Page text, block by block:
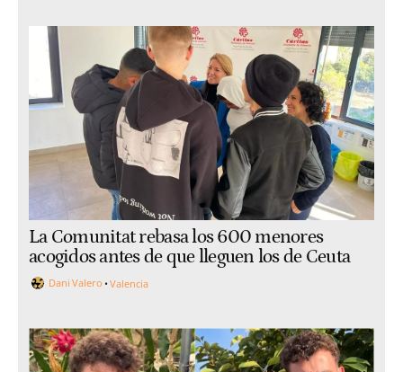
La Comunitat rebasa los 600 menores
acogidos antes de que lleguen los de Ceuta
Dani Valero Valencia